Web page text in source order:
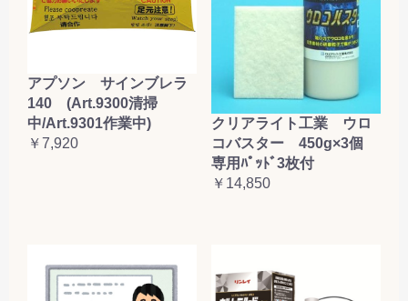
アプソン サインブレラ
140 (Art.9300清掃
中/Art.9301作業中)
￥7,920
クリアライト工業 ウロ
コバスター 450g×3個
専用ﾊﾟｯﾄﾞ3枚付
￥14,850